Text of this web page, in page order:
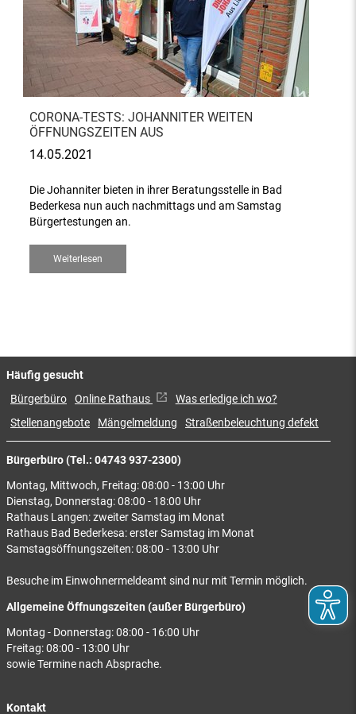
CORONA-TESTS: JOHANNITER WEITEN
ÖFFNUNGSZEITEN AUS
14.05.2021
Die Johanniter bieten in ihrer Beratungsstelle in Bad
Bederkesa nun auch nachmittags und am Samstag
Bürgertestungen an.
Weiterlesen
Bürgerbüro (Tel.: 04743 937-2300)
Montag, Mittwoch, Freitag: 08:00 - 13:00 Uhr
Dienstag, Donnerstag: 08:00 - 18:00 Uhr
Rathaus Langen: zweiter Samstag im Monat
Rathaus Bad Bederkesa: erster Samstag im Monat
Samstagsöffnungszeiten: 08:00 - 13:00 Uhr
Besuche im Einwohnermeldeamt sind nur mit Termin möglich.
Allgemeine Öffnungszeiten (außer Bürgerbüro)
Montag - Donnerstag: 08:00 - 16:00 Uhr
Freitag: 08:00 - 13:00 Uhr
sowie Termine nach Absprache.
Kontakt
Häufig gesucht
Bürgerbüro Online Rathaus
Was erledige ich wo?
Stellenangebote
Mängelmeldung Straßenbeleuchtung defekt